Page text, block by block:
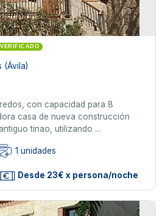
VERIFICADO
(Ávila)
con capacidad para 8
casa de nueva construcción
tinao, utilizando ...
1 unidades
Desde 23€ x persona/noche